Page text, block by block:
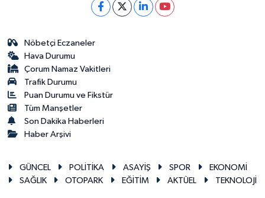
Nöbetçi Eczaneler
Hava Durumu
Çorum Namaz Vakitleri
Trafik Durumu
Puan Durumu ve Fikstür
Tüm Manşetler
Son Dakika Haberleri
Haber Arşivi
GÜNCEL POLİTİKA ASAYİŞ SPOR
EKONOMİ
SAĞLIK
OTOPARK EĞİTİM AKTÜEL TEKNOLOJİ